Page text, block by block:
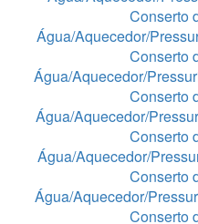
Conserto
Água/Aquecedor/
Conserto
Água/Aquecedor/
Conserto
Água/Aquecedor/
Conserto
Água/Aquecedor/
Conserto
Água/Aquecedor/
Conserto